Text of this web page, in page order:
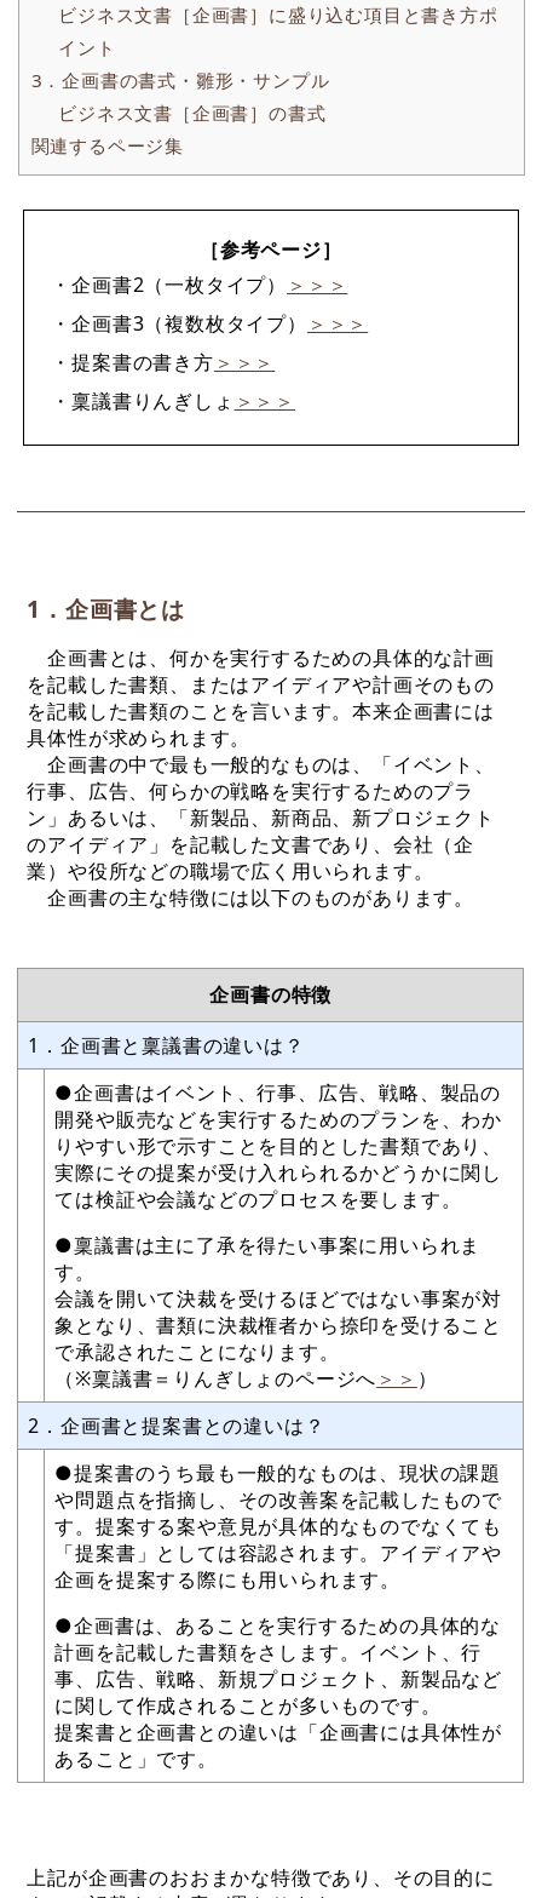
ビジネス文書［企画書］に盛り込む項目と書き方ポ
イント
3．企画書の書式・雛形・サンプル
ビジネス文書［企画書］の書式
関連するページ集
［参考ページ］
・企画書2（一枚タイプ）
＞＞＞
・企画書3（複数枚タイプ）
＞＞＞
・提案書の書き方 ＞＞＞
・稟議書りんぎしょ ＞＞＞
1．企画書とは
企画書とは、何かを実行するための具体的な計画
を記載した書類、またはアイディアや計画そのもの
を記載した書類のことを言います。本来企画書には
具体性が求められます。
企画書の中で最も一般的なものは、「イベント、
行事、広告、何らかの戦略を実行するためのプラ
ン」あるいは、「新製品、新商品、新プロジェクト
のアイディア」を記載した文書であり、会社（企
業）や役所などの職場で広く用いられます。
企画書の主な特徴には以下のものがあります。
企画書の特徴
1．企画書と稟議書の違いは？
●企画書はイベント、行事、広告、戦略、製品の
開発や販売などを実行するためのプランを、わか
りやすい形で示すことを目的とした書類であり、
実際にその提案が受け入れられるかどうかに関し
ては検証や会議などのプロセスを要します。
●稟議書は主に了承を得たい事案に用いられま
す。
会議を開いて決裁を受けるほどではない事案が対
象となり、書類に決裁権者から捺印を受けること
で承認されたことになります。
（※稟議書＝りんぎしょのページへ ＞＞ ）
2．企画書と提案書との違いは？
●提案書のうち最も一般的なものは、現状の課題
や問題点を指摘し、その改善案を記載したもので
す。提案する案や意見が具体的なものでなくても
「提案書」としては容認されます。アイディアや
企画を提案する際にも用いられます。
●企画書は、あることを実行するための具体的な
計画を記載した書類をさします。イベント、行
事、広告、戦略、新規プロジェクト、新製品など
に関して作成されることが多いものです。
提案書と企画書との違いは「企画書には具体性が
あること」です。
上記が企画書のおおまかな特徴であり、その目的に